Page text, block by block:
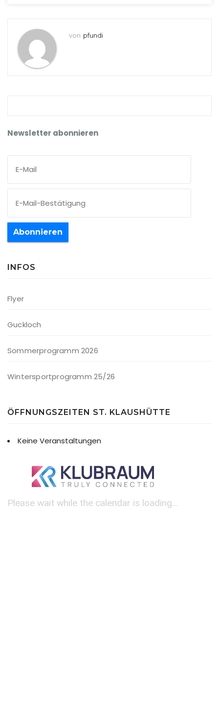
von pfundi
Newsletter abonnieren
Abonnieren
INFOS
Flyer
Guckloch
Sommerprogramm 2026
Wintersportprogramm 25/26
ÖFFNUNGSZEITEN ST. KLAUSHÜTTE
Keine Veranstaltungen